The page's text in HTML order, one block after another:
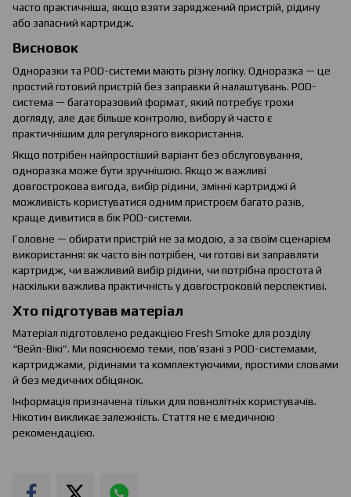
часто практичніша, якщо взяти заряджений пристрій, рідину
або запасний картридж.
Висновок
Одноразки та POD-системи мають різну логіку. Одноразка — це
простий готовий пристрій без заправки й налаштувань. POD-
система — багаторазовий формат, який потребує трохи
догляду, але дає більше контролю, вибору й часто є
практичнішим для регулярного використання.
Якщо потрібен найпростіший варіант без обслуговування,
одноразка може бути зручнішою. Якщо ж важливі
довгострокова вигода, вибір рідини, змінні картриджі й
можливість користуватися одним пристроєм багато разів,
краще дивитися в бік POD-системи.
Головне — обирати пристрій не за модою, а за своїм сценарієм
використання: як часто він потрібен, чи готові ви заправляти
картридж, чи важливий вибір рідини, чи потрібна простота й
наскільки важлива практичність у довгостроковій перспективі.
Хто підготував матеріал
Матеріал підготовлено редакцією Fresh Smoke для розділу
“Вейп-Вікі”. Ми пояснюємо теми, пов’язані з POD-системами,
картриджами, рідинами та комплектуючими, простими словами
й без медичних обіцянок.
Інформація призначена тільки для повнолітніх користувачів.
Нікотин викликає залежність. Стаття не є медичною
рекомендацією.